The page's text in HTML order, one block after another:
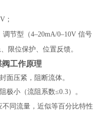
；
调节型（4–20mA/0–10V 信号
限位保护、位置反馈。
工作原理
面压紧，阻断流体。
极小（流阻系数≤0.3）。
不同流量，近似等百分比特